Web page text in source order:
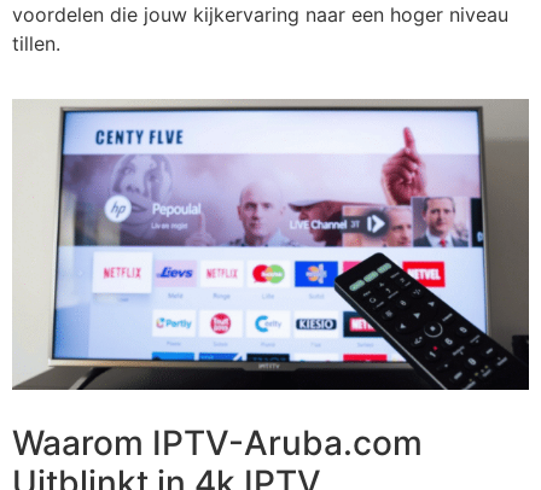
voordelen die jouw kijkervaring naar een hoger niveau
tillen.
Waarom IPTV-Aruba.com